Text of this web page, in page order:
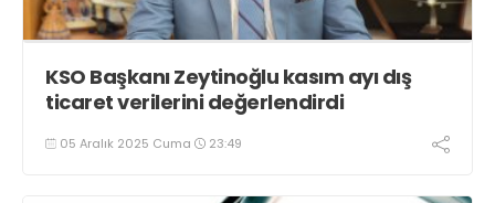
KSO Başkanı Zeytinoğlu kasım ayı dış
ticaret verilerini değerlendirdi
05 Aralık 2025 Cuma 23:49